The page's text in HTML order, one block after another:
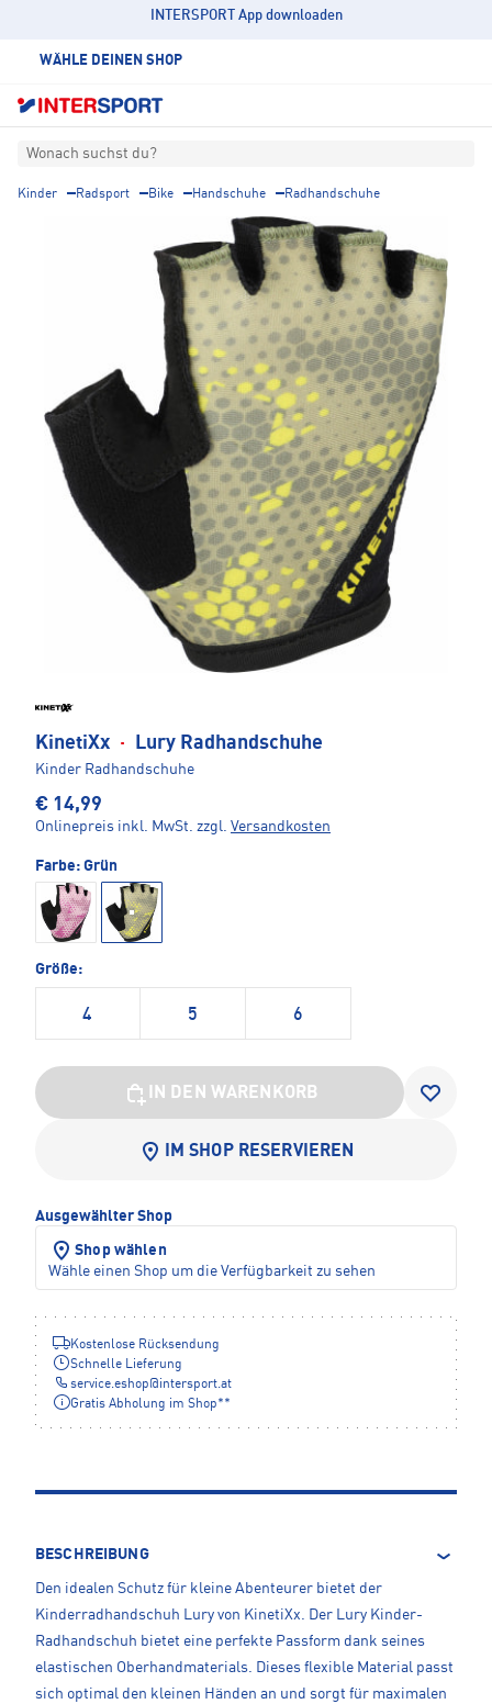
INTERSPORT App downloaden
WÄHLE DEINEN SHOP
Wonach suchst du?
Kinder Radsport Bike Handschuhe Radhandschuhe
KinetiXx · Lury Radhandschuhe
Kinder Radhandschuhe
€ 14,99
Onlinepreis inkl. MwSt. zzgl. Versandkosten
Farbe: Grün
Größe:
4 5 6
IN DEN WARENKORB
IM SHOP RESERVIEREN
Ausgewählter Shop
Shop wählen
Wähle einen Shop um die Verfügbarkeit zu sehen
Kostenlose Rücksendung
Schnelle Lieferung
service.eshop@intersport.at
Gratis Abholung im Shop**
BESCHREIBUNG
Den idealen Schutz für kleine Abenteurer bietet der
Kinderradhandschuh Lury von KinetiXx. Der Lury Kinder-
Radhandschuh bietet eine perfekte Passform dank seines
elastischen Oberhandmaterials. Dieses flexible Material passt
sich optimal den kleinen Händen an und sorgt für maximalen